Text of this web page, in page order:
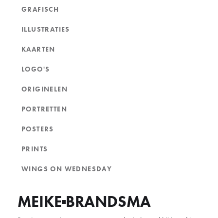
MEIKE BRANDSMA
GRAFISCH
ILLUSTRATIES
KAARTEN
LOGO'S
ORIGINELEN
PORTRETTEN
POSTERS
PRINTS
WINGS ON WEDNESDAY